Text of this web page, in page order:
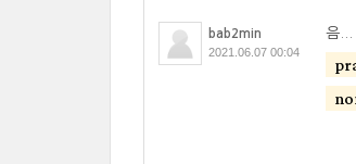
bab2min
2021.06.07 00:04
음...